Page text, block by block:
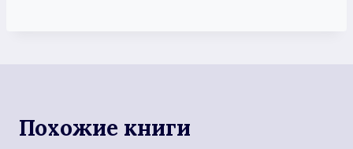
Похожие книги